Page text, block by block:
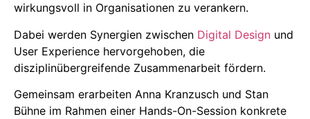
wirkungsvoll in Organisationen zu verankern.
Dabei werden Synergien zwischen Digital Design und
User Experience hervorgehoben, die
disziplinübergreifende Zusammenarbeit fördern.
Gemeinsam erarbeiten Anna Kranzusch und Stan
Bühne im Rahmen einer Hands-On-Session konkrete